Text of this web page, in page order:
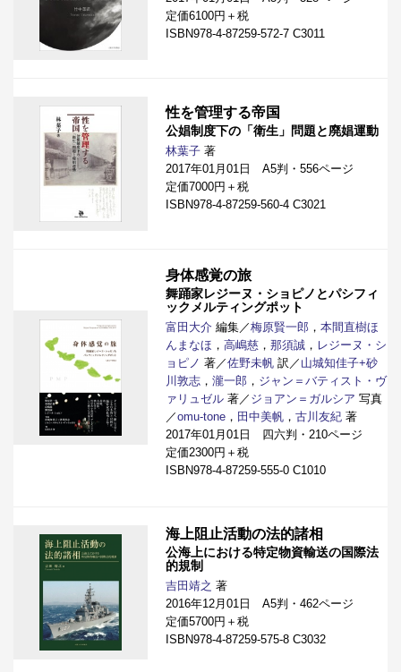
定価6100円＋税
ISBN978-4-87259-572-7 C3011
性を管理する帝国
公娼制度下の「衛生」問題と廃娼運動
林葉子 著
2017年01月01日 A5判・556ページ
定価7000円＋税
ISBN978-4-87259-560-4 C3021
身体感覚の旅
舞踊家レジーヌ・ショピノとパシフィ
ックメルティングポット
富田大介 編集／梅原賢一郎 ， 本間直樹ほ
んまなほ ， 高嶋慈 ， 那須誠 ， レジーヌ・シ
ョピノ 著／佐野未帆 訳／ 山城知佳子+砂
川敦志 ， 瀧一郎 ， ジャン＝バティスト・ヴ
ァリュゼル 著／ ジョアン＝ガルシア 写真
／omu-tone ， 田中美帆 ， 古川友紀 著
2017年01月01日 四六判・210ページ
定価2300円＋税
ISBN978-4-87259-555-0 C1010
海上阻止活動の法的諸相
公海上における特定物資輸送の国際法
的規制
吉田靖之 著
2016年12月01日 A5判・462ページ
定価5700円＋税
ISBN978-4-87259-575-8 C3032